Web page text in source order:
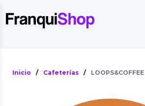
Inicio / Cafeterías / LOOPS&COFFEE